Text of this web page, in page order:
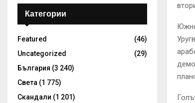
Категории
Featured
(46)
Uncategorized
(29)
България (3 240)
Света (1 775)
Скандали (1 201)